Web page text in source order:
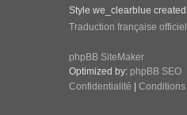
Style we_clearblue
Traduction française
phpBB SiteMaker
Optimized by: phpBB SEO
Confidentialité
Conditions